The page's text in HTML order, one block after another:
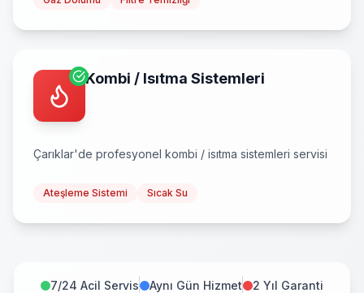
Kombi / Isıtma Sistemleri
Çarıklar'de profesyonel kombi / isıtma sistemleri servisi
Ateşleme Sistemi Sıcak Su
7/24 Acil Servis Aynı Gün Hizmet 2 Yıl Garanti